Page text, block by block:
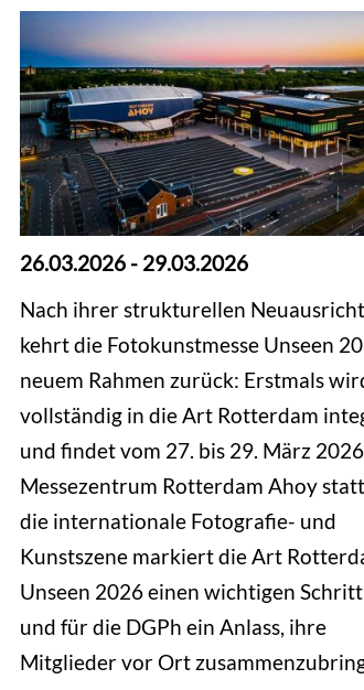
26.03.2026- 29.03.2026
Nach ihrer strukturellen
kehrt die Fotokunstmesse Unseen
neuem Rahmen zurück: Erstmals
vollständig in die Art Rotterdam
und findet vom 27. bis 29. März
Messezentrum Rotterdam Ahoy
die internationale Fotografie- und
Kunstszene markiert die Art
Unseen 2026 einen wichtigen
und für die DGPh ein Anlass, ihre
Mitglieder vor Ort